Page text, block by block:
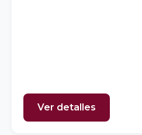
Ver detalles